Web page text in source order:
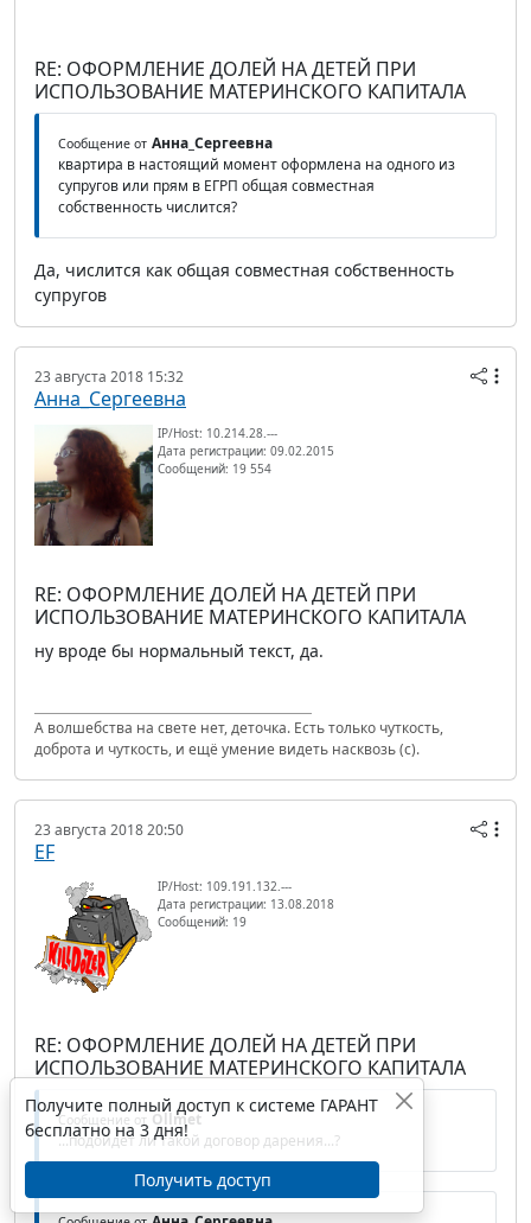
RE: ОФОРМЛЕНИЕ ДОЛЕЙ НА ДЕТЕЙ ПРИ
ИСПОЛЬЗОВАНИЕ МАТЕРИНСКОГО КАПИТАЛА
Сообщение от Анна_Сергеевна
квартира в настоящий момент оформлена на одного из
супругов или прям в ЕГРП общая совместная
собственность числится?
Да, числится как общая совместная собственность
супругов
23 августа 2018 15:32
Анна_Сергеевна
IP/Host: 10.214.28.---
Дата регистрации: 09.02.2015
Сообщений: 19 554
RE: ОФОРМЛЕНИЕ ДОЛЕЙ НА ДЕТЕЙ ПРИ
ИСПОЛЬЗОВАНИЕ МАТЕРИНСКОГО КАПИТАЛА
ну вроде бы нормальный текст, да.
А волшебства на свете нет, деточка. Есть только чуткость,
доброта и чуткость, и ещё умение видеть насквозь (с).
23 августа 2018 20:50
EF
IP/Host: 109.191.132.---
Дата регистрации: 13.08.2018
Сообщений: 19
RE: ОФОРМЛЕНИЕ ДОЛЕЙ НА ДЕТЕЙ ПРИ
ИСПОЛЬЗОВАНИЕ МАТЕРИНСКОГО КАПИТАЛА
Сообщение от Ollmet
...подойдет ли такой договор дарения...?
Получите полный доступ к системе ГАРАНТ
бесплатно на 3 дня!
Получить доступ